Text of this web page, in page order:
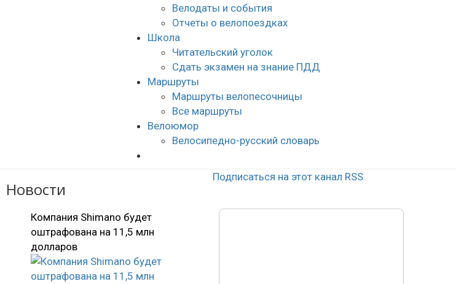
Велодаты и события
Отчеты о велопоездках
Школа
Читательский уголок
Сдать экзамен на знание ПДД
Маршруты
Маршруты велопесочницы
Все маршруты
Велоюмор
Велосипедно-русский словарь
Новости
Компания Shimano будет
оштрафована на 11,5 млн
долларов
Подписаться на этот канал RSS